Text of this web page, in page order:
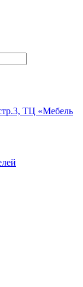
ТЦ «Мебель